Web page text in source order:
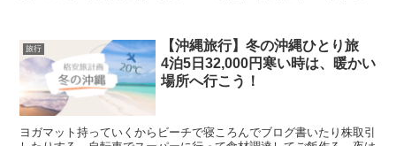
旅行
【沖縄旅行】冬の沖縄ひとり旅
4泊5日32,000円寒い時は、暖かい
場所へ行こう！
ヨガマット持っていくからビーチで寝ころんでブログ書いたり株取引